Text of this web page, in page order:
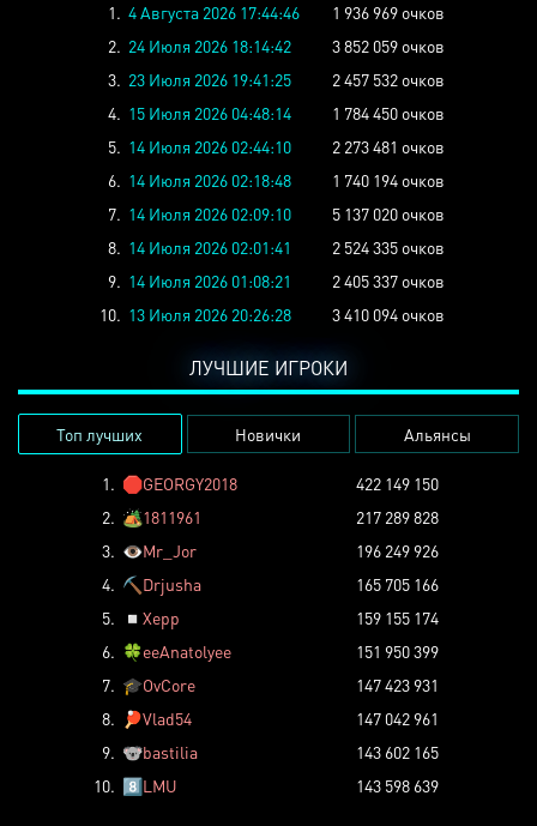
1. 4 Августа 2026 17:44:46
1 936 969 очков
2. 24 Июля 2026 18:14:42
3 852 059 очков
3. 23 Июля 2026 19:41:25
2 457 532 очков
4. 15 Июля 2026 04:48:14
1 784 450 очков
5. 14 Июля 2026 02:44:10
2 273 481 очков
6. 14 Июля 2026 02:18:48
1 740 194 очков
7. 14 Июля 2026 02:09:10
5 137 020 очков
8. 14 Июля 2026 02:01:41
2 524 335 очков
9. 14 Июля 2026 01:08:21
2 405 337 очков
10. 13 Июля 2026 20:26:28 3 410 094 очков
ЛУЧШИЕ ИГРОКИ
Топ лучших Новички Альянсы
1. 🛑GEORGY2018
422 149 150
2. 🏕️1811961
217 289 828
3. 👁️Mr_Jor
196 249 926
4. ⛏️ Drjusha
165 705 166
5.
◽ Xepp
159 155 174
6. 🍀eeAnatolyee
151 950 399
7. 🎓OvCore
147 423 931
8.
🏓Vlad54
147 042 961
9. 🐨bastilia
143 602 165
10. 8️⃣LMU 143 598 639